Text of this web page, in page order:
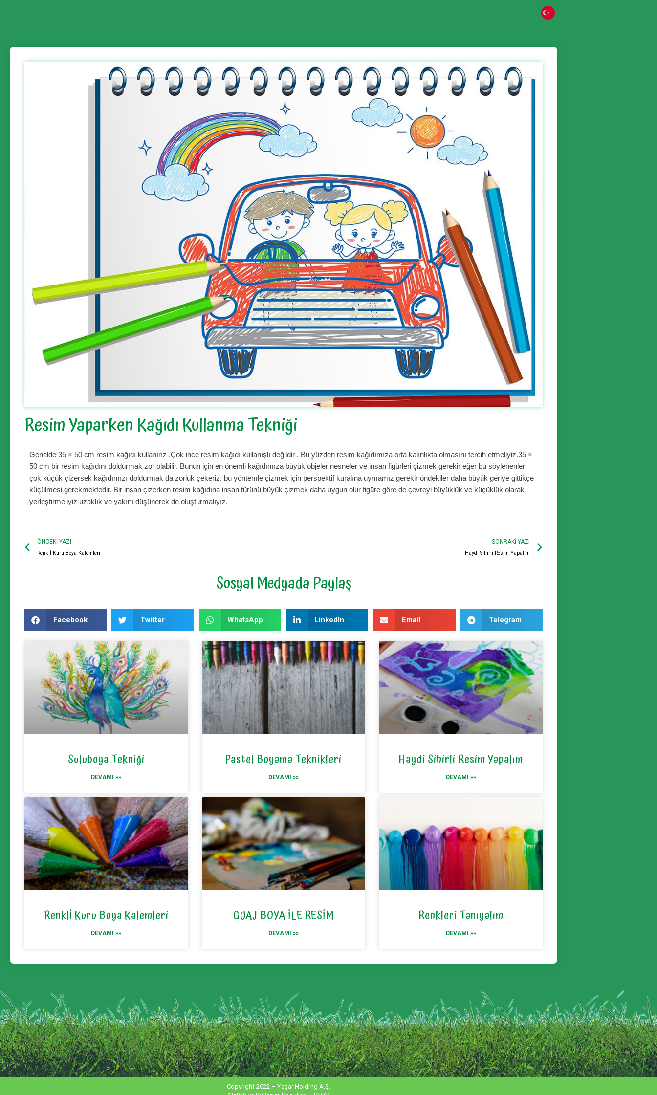
Resim Yaparken Kağıdı Kullanma Tekniği
Genelde 35 × 50 cm resim kağıdı kullanırız .Çok ince resim kağıdı kullanışlı değildir . Bu yüzden resim kağıdımıza orta kalınlıkta olmasını tercih etmeliyiz.35 ×
50 cm bir resim kağıdını doldurmak zor olabilir. Bunun için en önemli kağıdımıza büyük objeler nesneler ve insan figürleri çizmek gerekir eğer bu söylenenleri
çok küçük çizersek kağıdımızı doldurmak da zorluk çekeriz. bu yöntemle çizmek için perspektif kuralına uymamız gerekir öndekiler daha büyük geriye gittikçe
küçülmesi gerekmektedir. Bir insan çizerken resim kağıdına insan türünü büyük çizmek daha uygun olur figüre göre de çevreyi büyüklük ve küçüklük olarak
yerleştirmeliyiz uzaklık ve yakını düşünerek de oluşturmalıyız.
ÖNCEKI YAZI
Renklİ Kuru Boya Kalemleri
SONRAKI YAZI
Haydi Sihirli Resim Yapalım
Sosyal Medyada Paylaş
Facebook Twitter WhatsApp LinkedIn Email Telegram
Suluboya Tekniği
DEVAMI »»
Pastel Boyama Teknikleri
DEVAMI »»
Haydi Sihirli Resim Yapalım
DEVAMI »»
Renklİ Kuru Boya Kalemleri
DEVAMI »»
GUAJ BOYA İLE RESİM
DEVAMI »»
Renkleri Tanıyalım
DEVAMI »»
Copyright 2022 – Yaşar Holding A.Ş.